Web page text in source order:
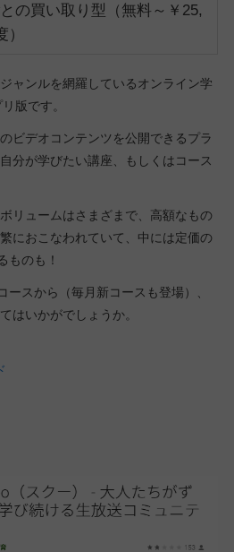
の買い取り型（無料～￥25,
ャンルを網羅しているオンライン学
版です。
ビデオコンテンツを公開できるプラ
分が学びたい講座、もしくはコース
リュームはさまざまで、高額なもの
におこなわれていて、中には定価の
ものも！
スから（毎月新コースも登場）、
はいかがでしょうか。